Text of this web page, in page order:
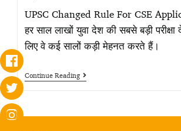
UPSC Changed Rule For CSE
हर साल लाखों युवा देश की सबसे बड़ी
लिए वे कई सालों कड़ी मेहनत करते हैं।
Continue Reading